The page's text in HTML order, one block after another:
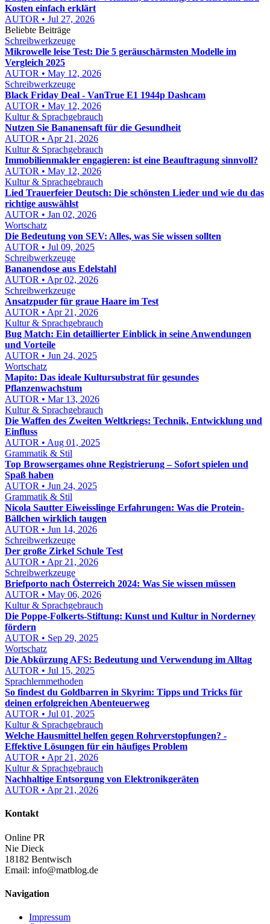
Kosten einfach erklärt
AUTOR • Jul 27, 2026
Beliebte Beiträge
Schreibwerkzeuge
Mikrowelle leise Test: Die 5 geräuschärmsten Modelle im
Vergleich 2025
AUTOR • May 12, 2026
Schreibwerkzeuge
Black Friday Deal - VanTrue E1 1944p Dashcam
AUTOR • May 12, 2026
Kultur & Sprachgebrauch
Nutzen Sie Bananensaft für die Gesundheit
AUTOR • Apr 21, 2026
Kultur & Sprachgebrauch
Immobilienmakler engagieren: ist eine Beauftragung sinnvoll?
AUTOR • May 12, 2026
Kultur & Sprachgebrauch
Lied Trauerfeier Deutsch: Die schönsten Lieder und wie du das
richtige auswählst
AUTOR • Jan 02, 2026
Wortschatz
Die Bedeutung von SEV: Alles, was Sie wissen sollten
AUTOR • Jul 09, 2025
Schreibwerkzeuge
Bananendose aus Edelstahl
AUTOR • Apr 02, 2026
Schreibwerkzeuge
Ansatzpuder für graue Haare im Test
AUTOR • Apr 21, 2026
Kultur & Sprachgebrauch
Bug Match: Ein detaillierter Einblick in seine Anwendungen
und Vorteile
AUTOR • Jun 24, 2025
Wortschatz
Mapito: Das ideale Kultursubstrat für gesundes
Pflanzenwachstum
AUTOR • Mar 13, 2026
Kultur & Sprachgebrauch
Die Waffen des Zweiten Weltkriegs: Technik, Entwicklung und
Einfluss
AUTOR • Aug 01, 2025
Grammatik & Stil
Top Browsergames ohne Registrierung – Sofort spielen und
Spaß haben
AUTOR • Jun 24, 2025
Grammatik & Stil
Nicola Sautter Eiweisslinge Erfahrungen: Was die Protein-
Bällchen wirklich taugen
AUTOR • Jun 14, 2026
Schreibwerkzeuge
Der große Zirkel Schule Test
AUTOR • Apr 21, 2026
Schreibwerkzeuge
Briefporto nach Österreich 2024: Was Sie wissen müssen
AUTOR • May 06, 2026
Kultur & Sprachgebrauch
Die Poppe-Folkerts-Stiftung: Kunst und Kultur in Norderney
fördern
AUTOR • Sep 29, 2025
Wortschatz
Die Abkürzung AFS: Bedeutung und Verwendung im Alltag
AUTOR • Jul 15, 2025
Sprachlernmethoden
So findest du Goldbarren in Skyrim: Tipps und Tricks für
deinen erfolgreichen Abenteuerweg
AUTOR • Jul 01, 2025
Kultur & Sprachgebrauch
Welche Hausmittel helfen gegen Rohrverstopfungen? -
Effektive Lösungen für ein häufiges Problem
AUTOR • Apr 21, 2026
Kultur & Sprachgebrauch
Nachhaltige Entsorgung von Elektronikgeräten
AUTOR • Apr 21, 2026
Kontakt
Online PR
Nie Dieck
18182 Bentwisch
Email: info@matblog.de
Navigation
Impressum